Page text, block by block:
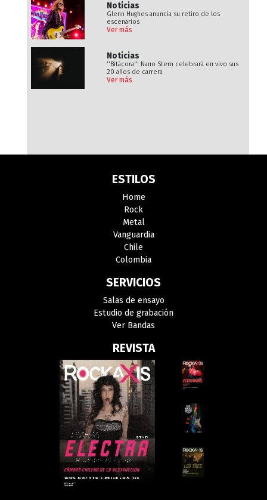
Noticias
Glenn Hughes anuncia su retiro de los
escenarios
Ver más
Noticias
''Bitácora'': Nano Stern celebrará en vivo sus
20 años de carrera
Ver más
ESTILOS
Home
Rock
Metal
Vanguardia
Chile
Colombia
SERVICIOS
Salas de ensayo
Estudio de grabación
Ver Bandas
REVISTA